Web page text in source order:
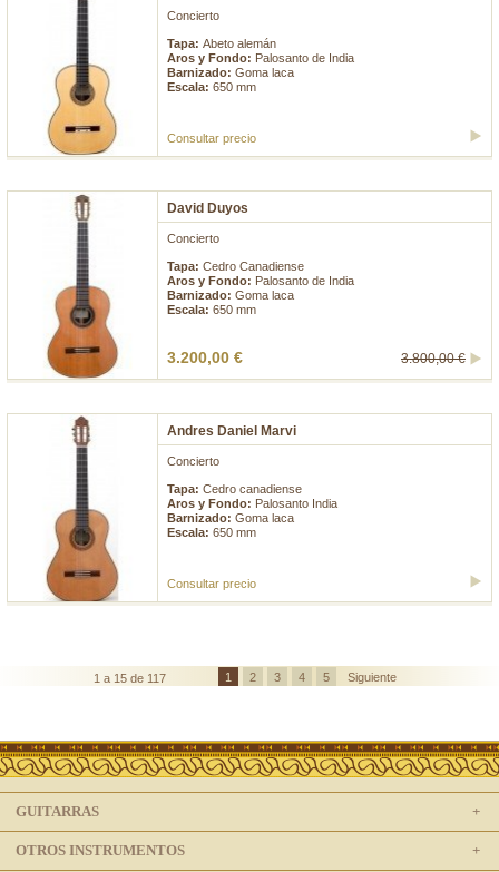
Concierto
Tapa: Abeto alemán
Aros y Fondo: Palosanto de India
Barnizado: Goma laca
Escala: 650 mm
Consultar precio
David Duyos
Concierto
Tapa: Cedro Canadiense
Aros y Fondo: Palosanto de India
Barnizado: Goma laca
Escala: 650 mm
3.800,00 €
3.200,00 €
Andres Daniel Marvi
Concierto
Tapa: Cedro canadiense
Aros y Fondo: Palosanto India
Barnizado: Goma laca
Escala: 650 mm
Consultar precio
1 a 15 de 117 1 2 3 4 5 Siguiente
GUITARRAS
OTROS INSTRUMENTOS